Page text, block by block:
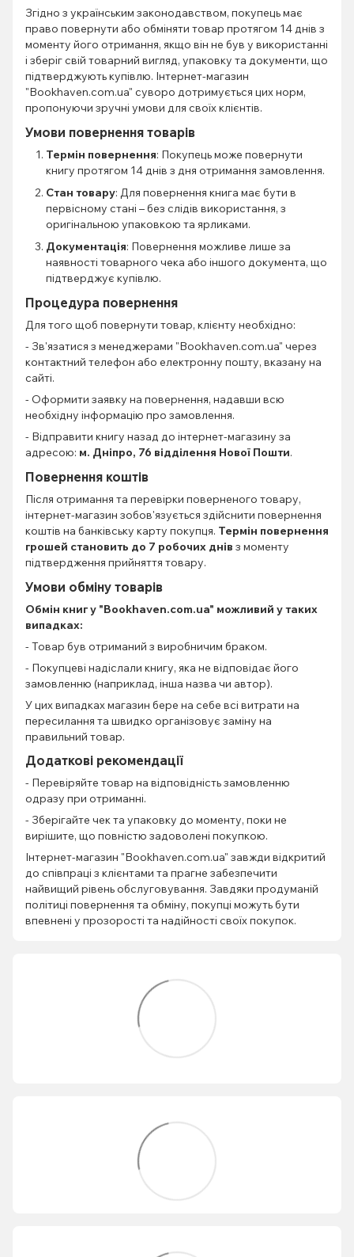
Згідно з українським законодавством, покупець має
право повернути або обміняти товар протягом 14 днів з
моменту його отримання, якщо він не був у використанні
і зберіг свій товарний вигляд, упаковку та документи, що
підтверджують купівлю. Інтернет-магазин
"Bookhaven.com.ua" суворо дотримується цих норм,
пропонуючи зручні умови для своїх клієнтів.
Умови повернення товарів
Термін повернення: Покупець може повернути
книгу протягом 14 днів з дня отримання замовлення.
Стан товару: Для повернення книга має бути в
первісному стані – без слідів використання, з
оригінальною упаковкою та ярликами.
Документація: Повернення можливе лише за
наявності товарного чека або іншого документа, що
підтверджує купівлю.
Процедура повернення
Для того щоб повернути товар, клієнту необхідно:
- Зв'язатися з менеджерами "Bookhaven.com.ua" через
контактний телефон або електронну пошту, вказану на
сайті.
- Оформити заявку на повернення, надавши всю
необхідну інформацію про замовлення.
- Відправити книгу назад до інтернет-магазину за
адресою: м. Дніпро, 76 відділення Нової Пошти.
Повернення коштів
Після отримання та перевірки поверненого товару,
інтернет-магазин зобов'язується здійснити повернення
коштів на банківську карту покупця. Термін повернення
грошей становить до 7 робочих днів з моменту
підтвердження прийняття товару.
Умови обміну товарів
Обмін книгу "Bookhaven.com.ua" можливий у таких
випадках:
- Товар був отриманий з виробничим браком.
- Покупцеві надіслали книгу, яка не відповідає його
замовленню (наприклад, інша назва чи автор).
У цих випадках магазин бере на себе всі витрати на
пересилання та швидко організовує заміну на
правильний товар.
Додаткові рекомендації
- Перевіряйте товар на відповідність замовленню
одразу при отриманні.
- Зберігайте чек та упаковку до моменту, поки не
вирішите, що повністю задоволені покупкою.
Інтернет-магазин "Bookhaven.com.ua" завжди відкритий
до співпраці з клієнтами та прагне забезпечити
найвищий рівень обслуговування. Завдяки продуманій
політиці повернення та обміну, покупці можуть бути
впевнені у прозорості та надійності своїх покупок.